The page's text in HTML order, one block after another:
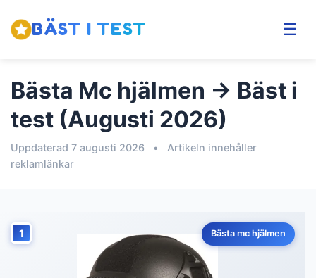
BÄST I TEST ☰
Bästa Mc hjälmen → Bäst i
test (Augusti 2026)
Uppdaterad 7 augusti 2026 •
Artikeln innehåller
reklamlänkar
1 Bästa mc hjälmen